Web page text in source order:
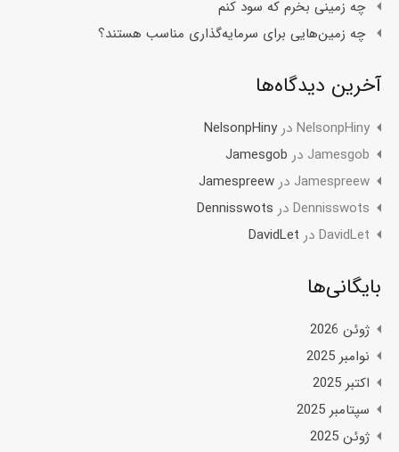
چه زمینی بخرم که سود کنم
چه زمین‌هایی برای سرمایه‌گذاری مناسب هستند؟
آخرین دیدگاه‌ها
NelsonpHiny در NelsonpHiny
Jamesgob در Jamesgob
Jamespreew در Jamespreew
Dennisswots در Dennisswots
DavidLet در DavidLet
بایگانی‌ها
ژوئن 2026
نوامبر 2025
اکتبر 2025
سپتامبر 2025
ژوئن 2025